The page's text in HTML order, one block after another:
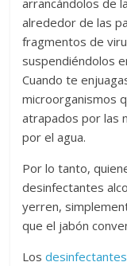
alrededor de las
fragmentos de
suspendiéndolos
Cuando te
microorganismos
atrapados por las
por el agua.
Por lo tanto,
desinfectantes
yerren,
que el jabón
Los